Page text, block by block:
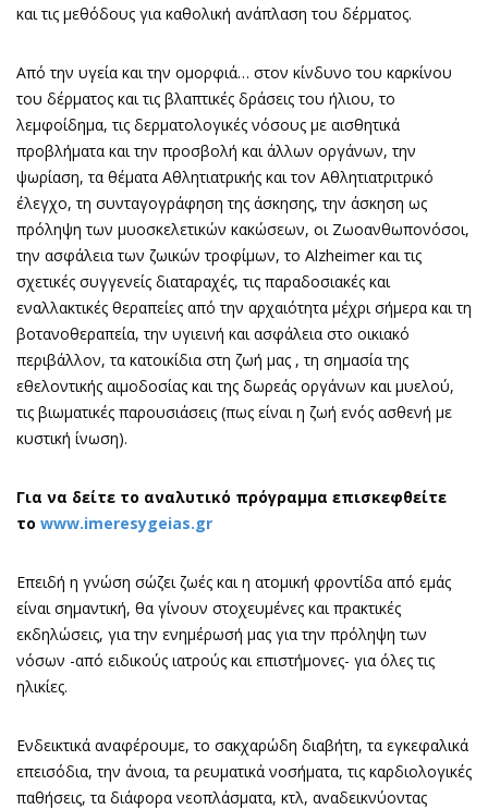
και τις μεθόδους για καθολική ανάπλαση του δέρματος.
Από την υγεία και την ομορφιά… στον κίνδυνο του καρκίνου
του δέρματος και τις βλαπτικές δράσεις του ήλιου, το
λεμφοίδημα, τις δερματολογικές νόσους με αισθητικά
προβλήματα και την προσβολή και άλλων οργάνων, την
ψωρίαση, τα θέματα Αθλητιατρικής και τον Αθλητιατριτρικό
έλεγχο, τη συνταγογράφηση της άσκησης, την άσκηση ως
πρόληψη των μυοσκελετικών κακώσεων, οι Ζωοανθωπονόσοι,
την ασφάλεια των ζωικών τροφίμων, το Alzheimer και τις
σχετικές συγγενείς διαταραχές, τις παραδοσιακές και
εναλλακτικές θεραπείες από την αρχαιότητα μέχρι σήμερα και τη
βοτανοθεραπεία, την υγιεινή και ασφάλεια στο οικιακό
περιβάλλον, τα κατοικίδια στη ζωή μας , τη σημασία της
εθελοντικής αιμοδοσίας και της δωρεάς οργάνων και μυελού,
τις βιωματικές παρουσιάσεις (πως είναι η ζωή ενός ασθενή με
κυστική ίνωση).
Για να δείτε το αναλυτικό πρόγραμμα επισκεφθείτε
το www.imeresygeias.gr
Επειδή η γνώση σώζει ζωές και η ατομική φροντίδα από εμάς
είναι σημαντική, θα γίνουν στοχευμένες και πρακτικές
εκδηλώσεις, για την ενημέρωσή μας για την πρόληψη των
νόσων -από ειδικούς ιατρούς και επιστήμονες- για όλες τις
ηλικίες.
Ενδεικτικά αναφέρουμε, το σακχαρώδη διαβήτη, τα εγκεφαλικά
επεισόδια, την άνοια, τα ρευματικά νοσήματα, τις καρδιολογικές
παθήσεις, τα διάφορα νεοπλάσματα, κτλ, αναδεικνύοντας